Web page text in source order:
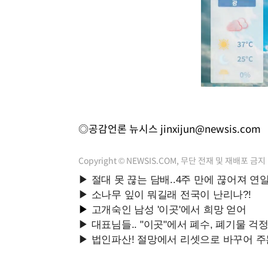
◎공감언론 뉴시스 jinxijun@newsis.com
Copyright © NEWSIS.COM, 무단 전재 및 재배포 금지